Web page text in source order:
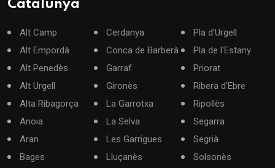
Catalunya
Alt Camp
Alt Empordà
Alt Penedès
Alt Urgell
Alta Ribagorça
Anoia
Aran
Bages
Cerdanya
Conca de Barberà
Garraf
Gironès
La Garrotxa
La Selva
Les Garrigues
Lluçanès
Pla d'Urgell
Pla de l'Estany
Priorat
Ribera d'Ebre
Ripollès
Segarra
Segrià
Solsonès